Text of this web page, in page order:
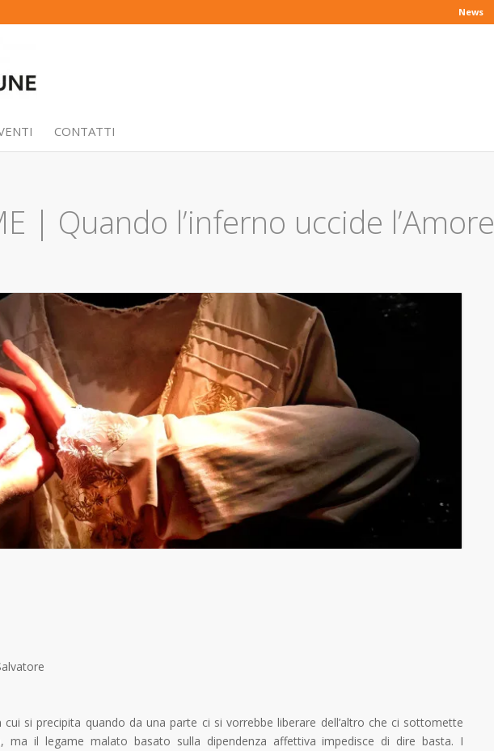
News
CONTATTI
| Quando l’inferno uccide l’Amore
si precipita quando da una parte ci si vorrebbe liberare dell’altro che ci sottomette
ma il legame malato basato sulla dipendenza affettiva impedisce di dire basta. I